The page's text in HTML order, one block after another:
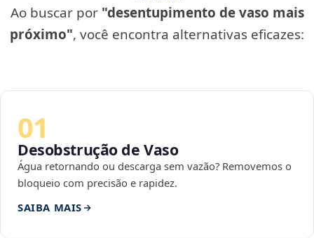
Ao buscar por "desentupimento de vaso mais
próximo", você encontra alternativas eficazes:
01
Desobstrução de Vaso
Água retornando ou descarga sem vazão? Removemos o
bloqueio com precisão e rapidez.
SAIBA MAIS